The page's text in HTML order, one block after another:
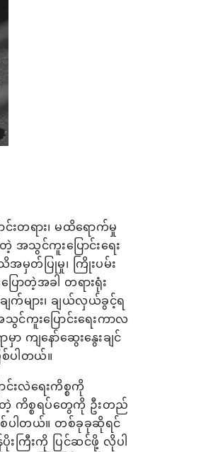
တရား၊ မထိရောက်မှု
သွင်ကူးပြောင်းရေး
အမှတ်ပြုမှု၊ ကြိုးပမ်း
ောတဲ့အခါ တရားရုံး
က်များ၊ ချယ်လှယ်ခွင့်ရ
ကူးပြောင်းရေးကာလ
ကျနော်ဆွေးနွေးချင်
စ်ပါတယ်။
းလဲရေးကိစ္စကို
င်တဲ့ ကိစ္စရပ်တွေကို ဦးတည်
ြစ်ပါတယ်။ တစ်ခုခုဆိုရင်
းကြီးကို ပြင်ဆင်ဖို့ လိုပါ